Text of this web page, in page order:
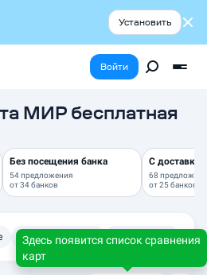
Установить
Войти
МИР бесплатная
Без посещения банка
54 предложения
от34 банков
С
68
от25 банков
Кэшбэк рублями С доставкой
Здесь появится список сравнения
карт